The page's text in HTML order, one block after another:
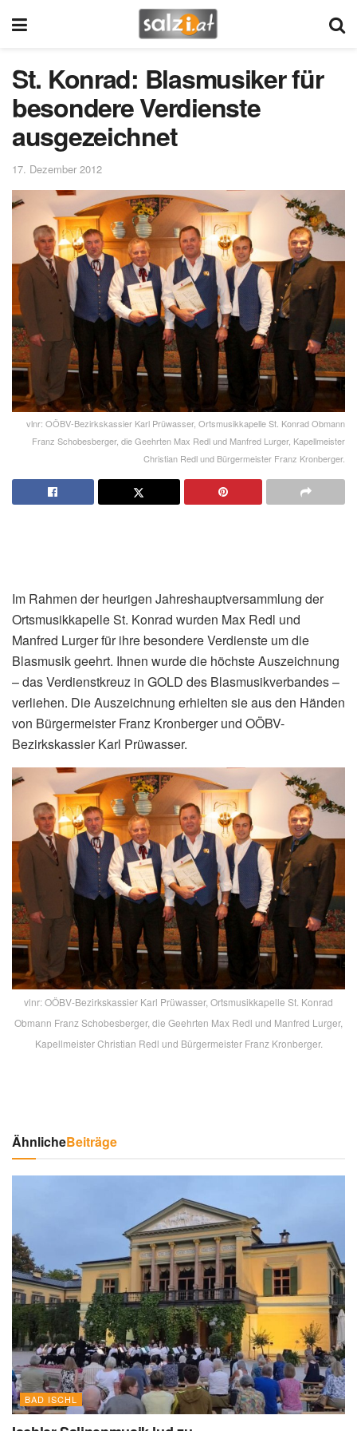
St. Konrad: Blasmusiker für
besondere Verdienste
ausgezeichnet
17. Dezember 2012
vlnr: OÖBV-Bezirkskassier Karl Prüwasser, Ortsmusikkapelle St. Konrad Obmann
Franz Schobesberger, die Geehrten Max Redl und Manfred Lurger, Kapellmeister
Christian Redl und Bürgermeister Franz Kronberger.
Im Rahmen der heurigen Jahreshauptversammlung der
Ortsmusikkapelle St. Konrad wurden Max Redl und
Manfred Lurger für ihre besondere Verdienste um die
Blasmusik geehrt. Ihnen wurde die höchste Auszeichnung
– das Verdienstkreuz in GOLD des Blasmusikverbandes –
verliehen. Die Auszeichnung erhielten sie aus den Händen
von Bürgermeister Franz Kronberger und OÖBV-
Bezirkskassier Karl Prüwasser.
vlnr: OÖBV-Bezirkskassier Karl Prüwasser, Ortsmusikkapelle St. Konrad
Obmann Franz Schobesberger, die Geehrten Max Redl und Manfred Lurger,
Kapellmeister Christian Redl und Bürgermeister Franz Kronberger.
ÄhnlicheBeiträge
BAD ISCHL